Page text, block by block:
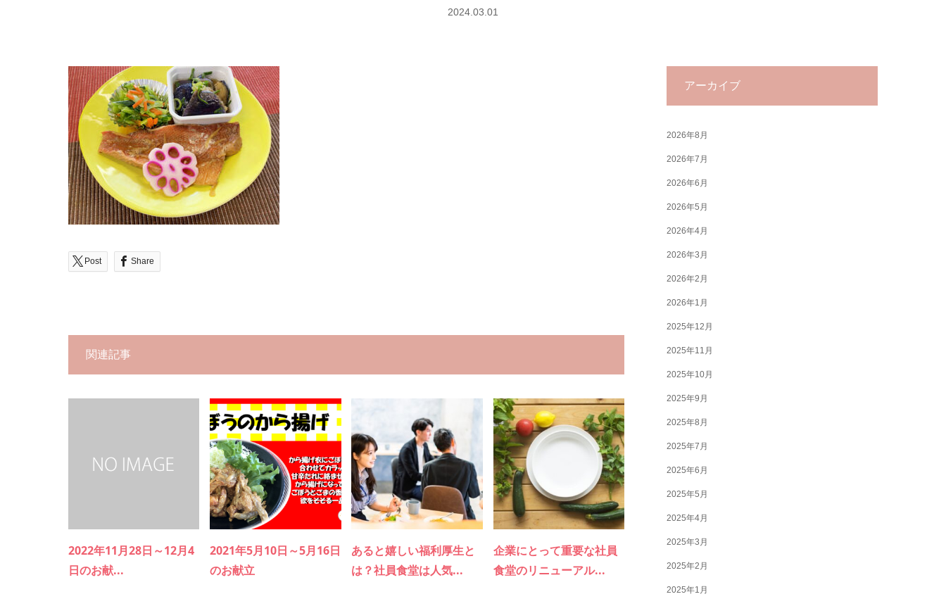
2024.03.01
Post Share
関連記事
2022年11月28日～12月4
日のお献...
2021年5月10日～5月16日
のお献立
あると嬉しい福利厚生と
は？社員食堂は人気...
企業にとって重要な社員
食堂のリニューアル...
アーカイブ
2026年8月
2026年7月
2026年6月
2026年5月
2026年4月
2026年3月
2026年2月
2026年1月
2025年12月
2025年11月
2025年10月
2025年9月
2025年8月
2025年7月
2025年6月
2025年5月
2025年4月
2025年3月
2025年2月
2025年1月